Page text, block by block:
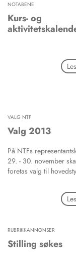
varmt og strålende
NOTABENE
Kurs- og
VALG NTF
Valg 2013
På NTFs
29. - 30. november
foretas valg til
valgkomiteens
etterfulgt av de forslag
RUBRIKKANNONSER
Stilling søkes